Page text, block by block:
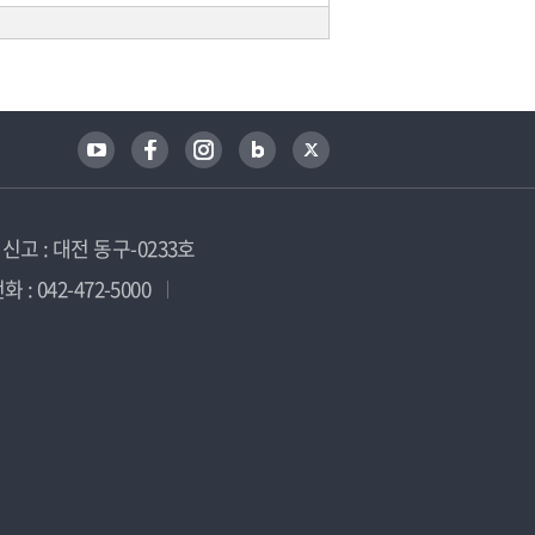
고 : 대전 동구-0233호
: 042-472-5000